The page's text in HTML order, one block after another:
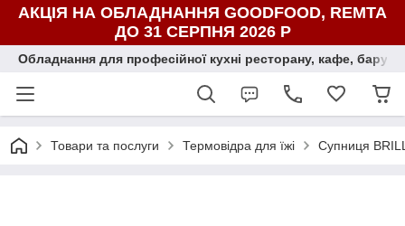
АКЦІЯ НА ОБЛАДНАННЯ GOODFOOD, REMTA
ДО 31 СЕРПНЯ 2026 Р
Обладнання для професійної кухні ресторану, кафе, бару,
Товари та послуги Термовідра для їжі Супниця